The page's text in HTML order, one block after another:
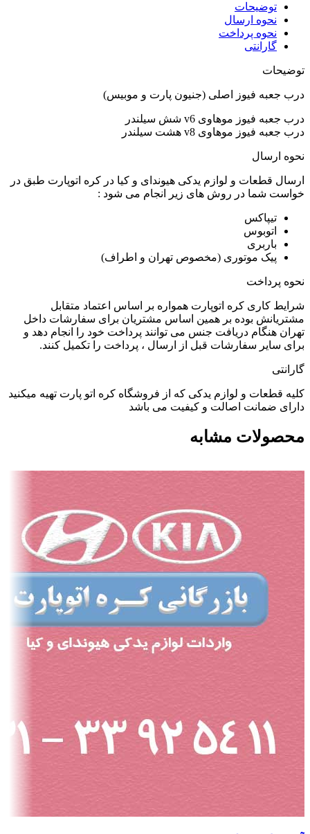
توضیحات
نحوه ارسال
نحوه پرداخت
گارانتی
توضیحات
درب جعبه فیوز اصلی (جنیون پارت و موبیس)
درب جعبه فیوز موهاوی v6 شش سیلندر
درب جعبه فیوز موهاوی v8 هشت سیلندر
نحوه ارسال
ارسال قطعات و لوازم یدکی هیوندای و کیا در کره اتوپارت طبق در
خواست شما در روش های زیر انجام می شود :
تیپاکس
اتوبوس
باربری
پیک موتوری (مخصوص تهران و اطراف)
نحوه پرداخت
شرایط کاری کره اتوپارت همواره بر اساس اعتماد متقابل
مشتریانش بوده بر همین اساس مشتریان برای سفارشات داخل
تهران هنگام دریافت جنس می توانند پرداخت خود را انجام دهد و
برای سایر سفارشات قبل از ارسال ، پرداخت را تکمیل کنند.
گارانتی
کلیه قطعات و لوازم یدکی که از فروشگاه کره اتو پارت تهیه میکنید
دارای ضمانت اصالت و کیفیت می باشد
محصولات مشابه